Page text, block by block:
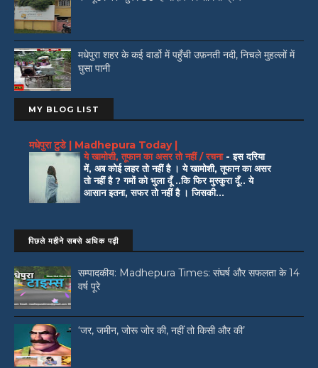
मधेपुरा शहर के कई वार्डो में पहुँची उफ़नती नदी, निचले मुहल्लों में
घुसा पानी
MY BLOG LIST
मधेपुरा टुडे | Madhepura Today |
ये खामोशी, तूफान का असर तो नहीं / रचना -इस दरिया
में, अब कोई लहर तो नहीं है । ये खामोशी, तूफान का असर
तो नहीं है ? गमों को भुला दूँ ..कि फिर मुस्कुरा दूँ.. ये
आसान इतना, सफर तो नहीं है । जिसकी...
पिछले महीने सबसे अधिक पढ़ी
सम्पादकीय: Madhepura Times: संघर्ष और सफलता के 14
वर्ष पूरे
‘जर, जमीन, जोरू जोर की, नहीं तो किसी और की’